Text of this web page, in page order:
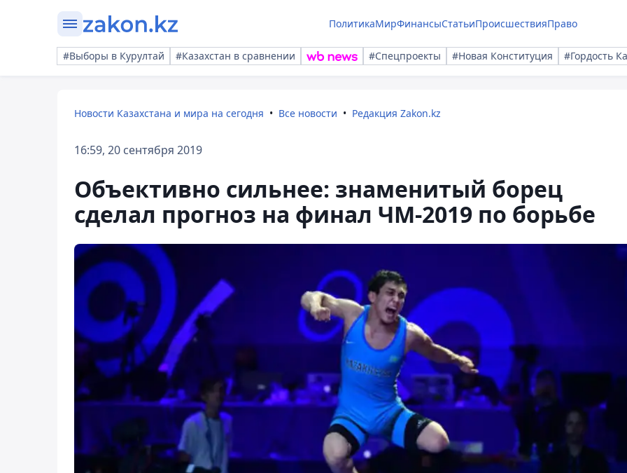
ПолитикаМирФинансыСтатьиПроисшествияПраво
#Выборы в Курултай #Казахстан в сравнении #Спецпроекты #Новая Конституция #Гордость
Новости Казахстана и мира на сегодня Все новости Редакция Zakon.kz
16:59, 20 сентября 2019
Объективно сильнее: знаменитый борец
сделал прогноз на финал ЧМ-2019 по борьбе